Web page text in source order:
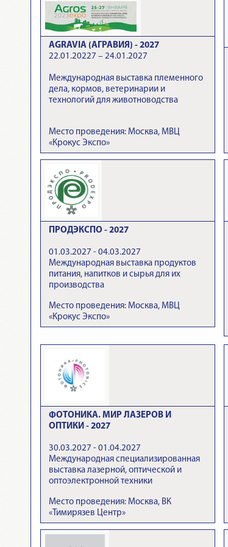
AGRAVIA (АГРАВИЯ) - 2027
22.01.20227 – 24.01.2027
Международная выставка племенного
дела, кормов, ветеринарии и
технологий для животноводства
Место проведения: Москва, МВЦ
«Крокус Экспо»
ПРОДЭКСПО - 2027
01.03.2027 - 04.03.2027
Международная выставка продуктов
питания, напитков и сырья для их
производства
Место проведения: Москва, МВЦ
«Крокус Экспо»
ФОТОНИКА. МИР ЛАЗЕРОВ И
ОПТИКИ - 2027
30.03.2027 - 01.04.2027
Международная специализированная
выставка лазерной, оптической и
оптоэлектронной техники
Место проведения: Москва, ВК
«Тимирязев Центр»